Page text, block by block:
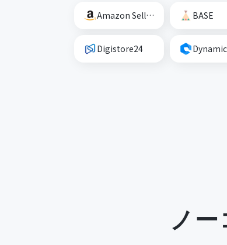
Amazon Seller Central BASE
Digistore24
ノ